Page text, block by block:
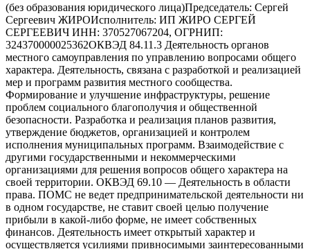
(без образования юридического лица)Председатель: Сергей
Сергеевич ЖИРОИсполнитель: ИП ЖИРО СЕРГЕЙ
СЕРГЕЕВИЧ ИНН: 370527067204, ОГРНИП:
324370000025362ОКВЭД 84.11.3 Деятельность органов
местного самоуправления по управлению вопросами общего
характера. Деятельность, связана с разработкой и реализацией
мер и программ развития местного сообщества.
Формирование и улучшение инфраструктуры, решение
проблем социального благополучия и общественной
безопасности. Разработка и реализация планов развития,
утверждение бюджетов, организацией и контролем
исполнения муниципальных программ. Взаимодействие с
другими государственными и некоммерческими
организациями для решения вопросов общего характера на
своей территории. ОКВЭД 69.10 — Деятельность в области
права. ПОМС не ведет предпринимательской деятельности ни
в одном государстве, не ставит своей целью получение
прибыли в какой-либо форме, не имеет собственных
финансов. Деятельность имеет открытый характер и
осуществляется усилиями привносимыми заинтересованными